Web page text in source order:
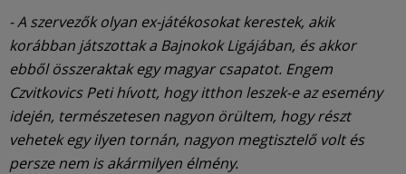
- A szervezők olyan ex-játékosokat kerestek, akik
korábban játszottak a Bajnokok Ligájában, és akkor
ebből összeraktak egy magyar csapatot. Engem
Czvitkovics Peti hívott, hogy itthon leszek-e az esemény
idején, természetesen nagyon örültem, hogy részt
vehetek egy ilyen tornán, nagyon megtisztelő volt és
persze nem is akármilyen élmény.